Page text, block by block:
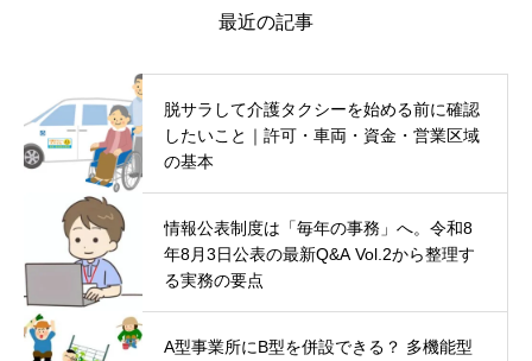
最近の記事
脱サラして介護タクシーを始める前に確認
したいこと｜許可・車両・資金・営業区域
の基本
情報公表制度は「毎年の事務」へ。令和8
年8月3日公表の最新Q&A Vol.2から整理す
る実務の要点
A型事業所にB型を併設できる？ 多機能型